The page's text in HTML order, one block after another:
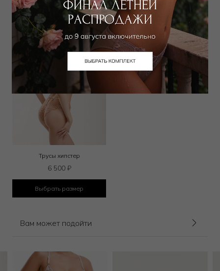
Трусы хипстер
6 500 ₽
Выбрать размер
Вам может подойти